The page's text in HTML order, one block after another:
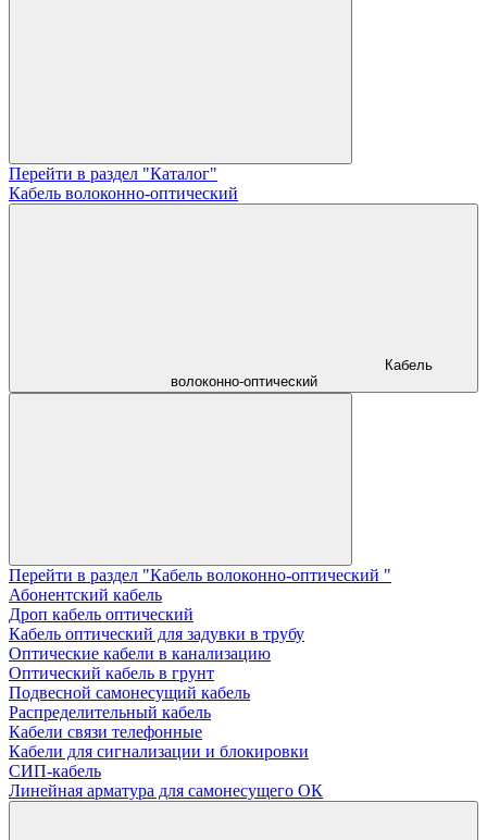
Перейти в раздел "Каталог"
Кабель волоконно-оптический
Кабель
волоконно-оптический
Перейти в раздел "Кабель волоконно-оптический "
Абонентский кабель
Дроп кабель оптический
Кабель оптический для задувки в трубу
Оптические кабели в канализацию
Оптический кабель в грунт
Подвесной самонесущий кабель
Распределительный кабель
Кабели связи телефонные
Кабели для сигнализации и блокировки
СИП-кабель
Линейная арматура для самонесущего ОК